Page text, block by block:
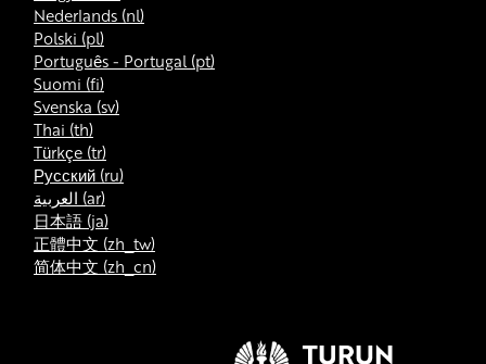
Nederlands ‎(nl)‎
Polski ‎(pl)‎
Português - Portugal ‎(pt)‎
Suomi ‎(fi)‎
Svenska ‎(sv)‎
Thai ‎(th)‎
Türkçe ‎(tr)‎
Русский ‎(ru)‎
العربية ‎(ar)‎
日本語 ‎(ja)‎
正體中文 ‎(zh_tw)‎
简体中文 ‎(zh_cn)‎